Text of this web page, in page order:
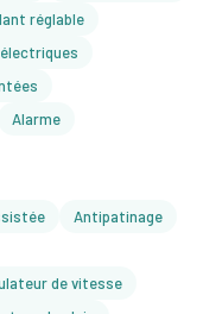
réglable
Alarme
Antipatinage
de vitesse